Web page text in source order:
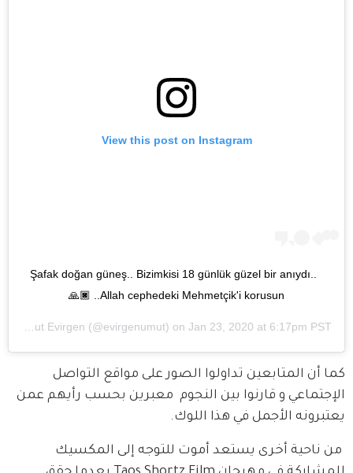
View this post on Instagram
Şafak doğan güneş.. Bizimkisi 18 günlük güzel bir anıydı..
Allah cephedeki Mehmetçik'i korusun.. 🙏🏿
Umut Evirgen (@evirgenumut) on Jan 23, 2020 at 6:17pm PST
كما أن المتابعين تداولوا الصور على مواقع التواصل
الإجتماعي و قارنوا بين النجوم  معبرين بحسب رأيهم عمن
يعتبرونه الأجمل في هذا اللوك.
من ناحية أخرى يستعد أموت للتوجه إلى المكسيك